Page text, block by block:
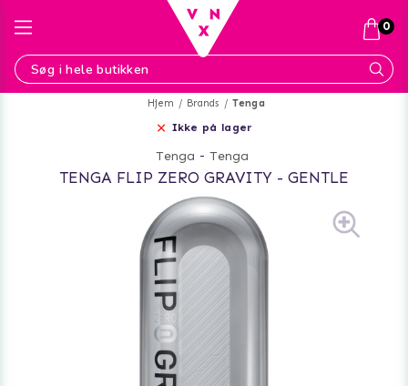
Hjem Brands Tenga
Ikke på lager
Tenga - Tenga
TENGA FLIP ZERO GRAVITY - GENTLE
0